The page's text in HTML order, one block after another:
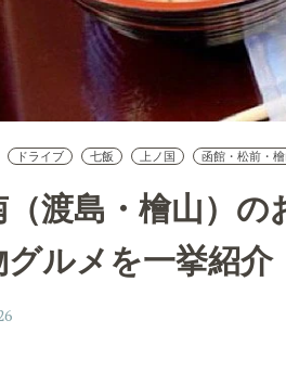
ドライブ 七飯 上ノ国 函館・松前・
（渡島・檜山）
グルメを一挙紹